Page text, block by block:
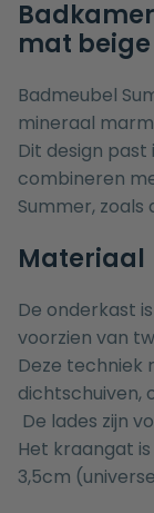
mat beige
Badmeubel
mineraal
Dit design
combineren
Summer, zoals
Materiaal
De onderkast
voorzien van
Deze techniek
dichtschuiven,
De lades zijn
Het kraangat
3,5cm